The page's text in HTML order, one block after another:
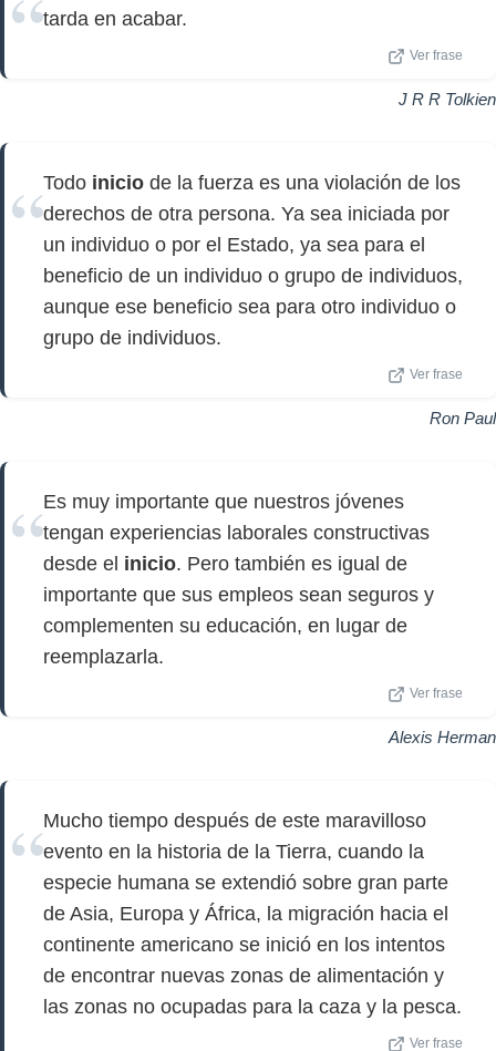
tarda en acabar.
Ver frase
J R R Tolkien
Todo inicio de la fuerza es una violación de los
derechos de otra persona. Ya sea iniciada por
un individuo o por el Estado, ya sea para el
beneficio de un individuo o grupo de individuos,
aunque ese beneficio sea para otro individuo o
grupo de individuos.
Ver frase
Ron Paul
Es muy importante que nuestros jóvenes
tengan experiencias laborales constructivas
desde el inicio. Pero también es igual de
importante que sus empleos sean seguros y
complementen su educación, en lugar de
reemplazarla.
Ver frase
Alexis Herman
Mucho tiempo después de este maravilloso
evento en la historia de la Tierra, cuando la
especie humana se extendió sobre gran parte
de Asia, Europa y África, la migración hacia el
continente americano se inició en los intentos
de encontrar nuevas zonas de alimentación y
las zonas no ocupadas para la caza y la pesca.
Ver frase